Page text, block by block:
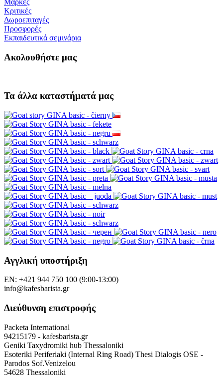
Μάρκες
Κριτικές
Δωροεπιταγές
Προσφορές
Εκπαιδευτικά σεμινάρια
Ακολουθήστε μας
Τα άλλα καταστήματά μας
Αγγλική υποστήριξη
EN: +421 944 750 100 (9:00-13:00)
info@kafesbarista.gr
Διεύθυνση επιστροφής
Packeta International
94215179 - kafesbarista.gr
Geniki Taxydromiki hub Thessaloniki
Esoteriki Periferiaki (Internal Ring Road) Thesi Dialogis OSE -
Parodos Sof.Venizelou
54628 Thessaloniki